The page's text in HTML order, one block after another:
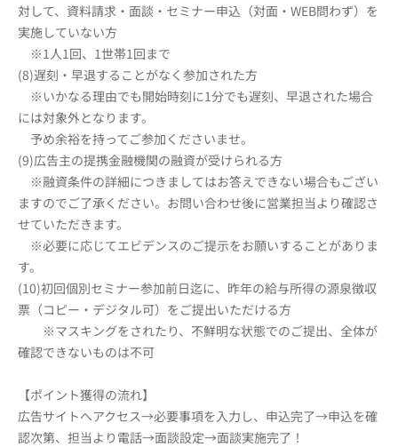
対して、資料請求・面談・セミナー申込（対面・WEB問わず）を
実施していない方
※1人1回、1世帯1回まで
(8)遅刻・早退することがなく参加された方
※いかなる理由でも開始時刻に1分でも遅刻、早退された場合
には対象外となります。
予め余裕を持ってご参加くださいませ。
(9)広告主の提携金融機関の融資が受けられる方
※融資条件の詳細につきましてはお答えできない場合もござい
ますのでご了承ください。お問い合わせ後に営業担当より確認さ
せていただきます。
※必要に応じてエビデンスのご提示をお願いすることがありま
す。
(10)初回個別セミナー参加前日迄に、昨年の給与所得の源泉徴収
票（コピー・デジタル可）をご提出いただける方
※マスキングをされたり、不鮮明な状態でのご提出、全体が
確認できないものは不可
【ポイント獲得の流れ】
広告サイトへアクセス→必要事項を入力し、申込完了→申込を確
認次第、担当より電話→面談設定→面談実施完了！